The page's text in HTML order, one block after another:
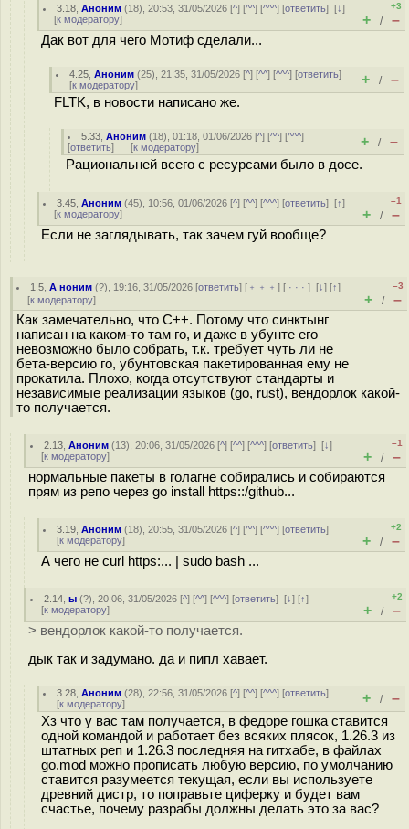
3.18 ,Аноним (18), 20:53, 31/05/2026 [^] [^^] [^^^] [ответить][↓]
[к модератору]
+3
+ / –
Дак вот для чего Мотиф сделали...
4.25 ,Аноним (25), 21:35, 31/05/2026 [^] [^^] [^^^] [ответить]
[к модератору] + / –
FLTK, в новости написано же.
5.33 ,Аноним (18), 01:18, 01/06/2026 [^] [^^] [^^^]
[ответить] [к модератору] + / –
Рациональней всего с ресурсами было в досе.
3.45 ,Аноним (45), 10:56, 01/06/2026 [^] [^^] [^^^] [ответить][↑]
[к модератору]
–1
+ / –
Если не заглядывать, так зачем гуй вообще?
1.5 ,А ноним (?), 19:16, 31/05/2026 [ответить] [ ﹢﹢﹢] [ · · ·][↓] [↑]
[к модератору]
–3
+ / –
Как замечательно, что C++. Потому что синктынг
написан на каком-то там го, и даже в убунте его
невозможно было собрать, т.к. требует чуть ли не
бета-версию го, убунтовская пакетированная ему не
прокатила. Плохо, когда отсутствуют стандарты и
независимые реализации языков (go, rust), вендорлок какой-
то получается.
2.13 ,Аноним (13), 20:06, 31/05/2026 [^] [^^] [^^^] [ответить][↓]
[к модератору]
–1
+ / –
нормальные пакеты в голагне собирались и собираются
прям из репо через go install https::/github...
3.19 ,Аноним (18), 20:55, 31/05/2026 [^] [^^] [^^^] [ответить]
[к модератору]
+2
+ / –
А чего не curl https:... | sudo bash ...
2.14 ,ы (?), 20:06, 31/05/2026 [^] [^^] [^^^] [ответить][↓] [↑]
[к модератору]
+2
+ / –
> вендорлок какой-то получается.
дык так и задумано. да и пипл хавает.
3.28 ,Аноним (28), 22:56, 31/05/2026 [^] [^^] [^^^] [ответить]
[к модератору] + / –
Хз что у вас там получается, в федоре гошка ставится
одной командой и работает без всяких плясок, 1.26.3 из
штатных реп и 1.26.3 последняя на гитхабе, в файлах
go.mod можно прописать любую версию, по умолчанию
ставится разумеется текущая, если вы используете
древний дистр, то поправьте циферку и будет вам
счастье, почему разрабы должны делать это за вас?